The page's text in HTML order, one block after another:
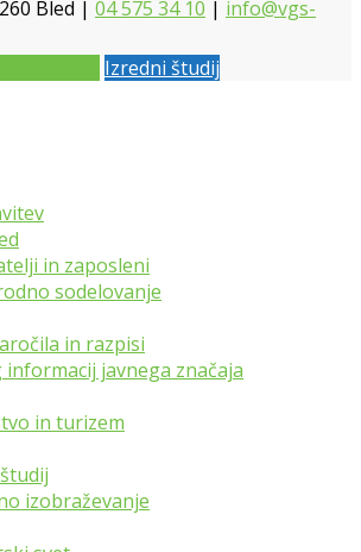
Bled | 04 575 34 10 | info@vgs-
Izredni študij
in zaposleni
sodelovanje
in razpisi
informacij javnega značaja
in turizem
izobraževanje